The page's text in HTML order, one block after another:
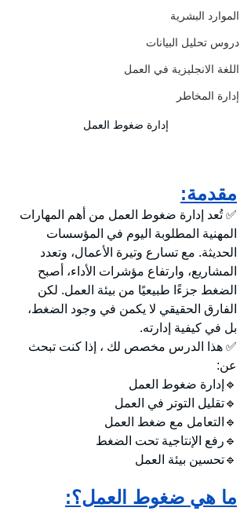
الموارد البشرية
دروس تحليل البيانات
اللغة الانجليزية في العمل
إدارة المخاطر
إدارة ضغوط العمل
مقدمة:
✅ تُعد إدارة ضغوط العمل من أهم المهارات
المهنية المطلوبة اليوم في المؤسسات
الحديثة. مع تسارع وتيرة الأعمال، وتعدد
المشاريع، وارتفاع مؤشرات الأداء، أصبح
الضغط جزءًا طبيعيًا من بيئة العمل. لكن
الفارق الحقيقي لا يكمن في وجود الضغط،
بل في كيفية إدارته.
✅ هذا الدرس مخصص لك ، إذا كنت تبحث
عن:
🔹إدارة ضغوط العمل
🔹تقليل التوتر في العمل
🔹التعامل مع ضغط العمل
🔹رفع الإنتاجية تحت الضغط
🔹تحسين بيئة العمل
ما هي ضغوط العمل؟: